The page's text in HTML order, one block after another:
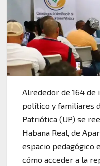
Alrededor de 164 de
político y familiares
Patriótica (UP) se
Habana Real, de
espacio pedagógico
cómo acceder a la